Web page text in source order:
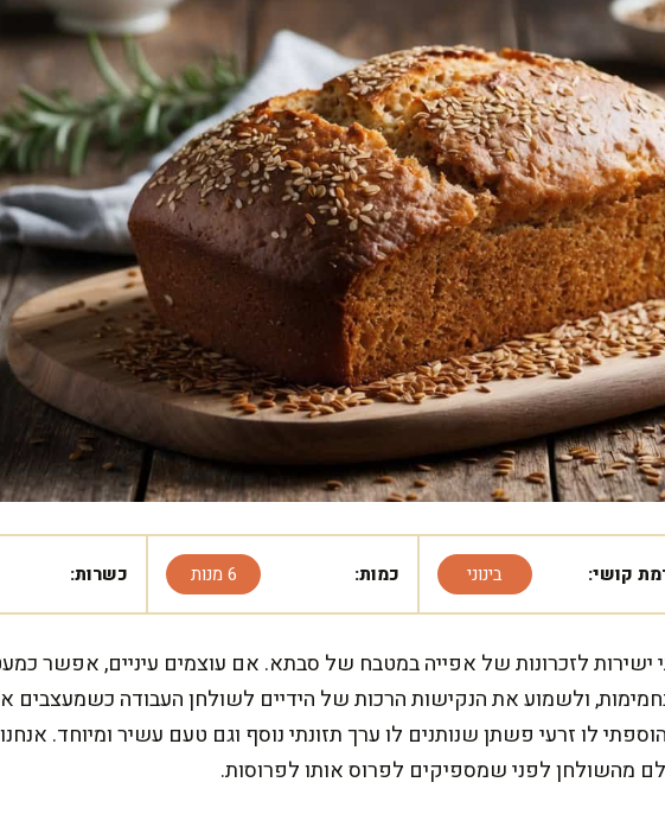
קושי: בינוני כמות: 6 מנות כשרות:
לזכרונות של אפייה במטבח של סבתא. אם עוצמים עיניים, אפשר
ולשמוע את הנקישות הרכות של הידיים לשולחן העבודה כשמעצבים
לו זרעי פשתן שנותנים לו ערך תזונתי נוסף וגם טעם עשיר ומיוחד.
מהשולחן לפני שמספיקים לפרוס אותו לפרוסות.